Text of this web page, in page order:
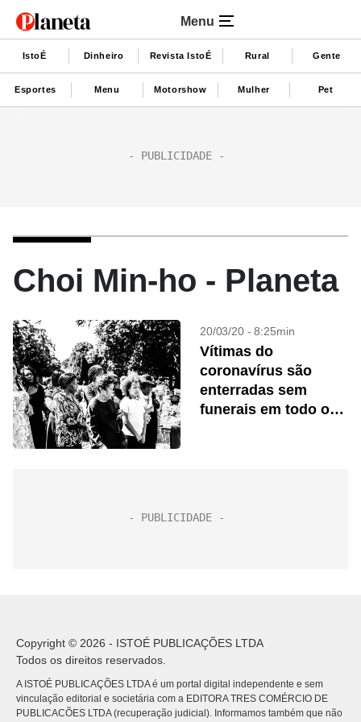
Menu
IstoÉ Dinheiro Revista IstoÉ Rural Gente
Esportes Menu Motorshow Mulher Pet
Choi Min-ho - Planeta
20/03/20 - 8:25min
Vítimas do
coronavírus são
enterradas sem
funerais em todo o
Copyright © 2026 - ISTOÉ PUBLICAÇÕES LTDA
Todos os direitos reservados.
A ISTOÉ PUBLICAÇÕES LTDA é um portal digital independente e sem
vinculação editorial e societária com a EDITORA TRES COMÉRCIO DE
PUBLICACÕES LTDA (recuperação judicial). Informamos também que não